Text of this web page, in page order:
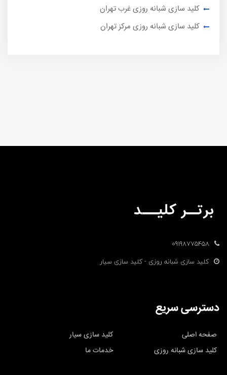
کلید سازی شبانه روزی غرب تهران
کلید سازی شبانه روزی مرکز تهران
09198775458
کلید سازی شبانه روزی - کلید سازی سیار
دسترسی سریع
صفحه اصلی
کلید سازی سیار
کلید سازی شبانه روزی
خدمات ما